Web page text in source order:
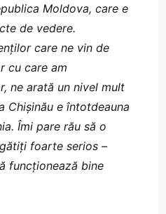
Moldova, care e
de vedere.
care ne vin de
cu care am
ne arată un nivel mult
Chișinău e întotdeauna
Îmi pare rău să o
foarte serios –
funcționează bine